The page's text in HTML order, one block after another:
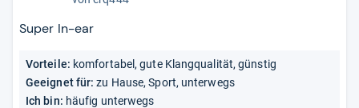
5
Sternen
Super In-ear
Vorteile: komfortabel, gute Klangqualität, günstig
Geeignet für: zu Hause, Sport, unterwegs
Ich bin: häufig unterwegs